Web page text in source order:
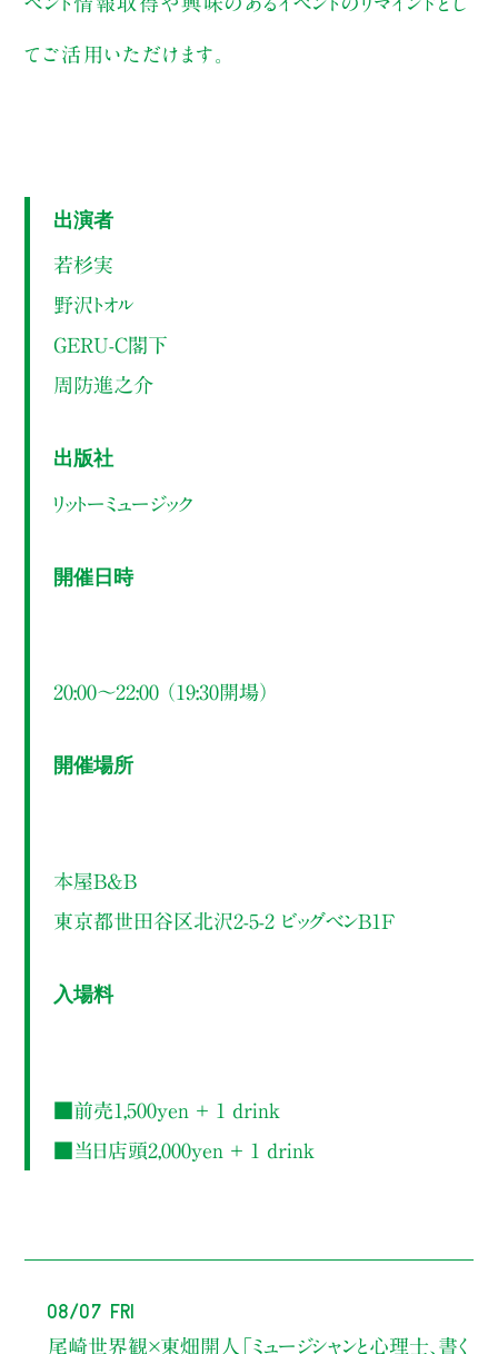
てご活用いただけます。
出演者
若杉実
野沢トオル
GERU-C閣下
周防進之介
出版社
リットーミュージック
開催日時
20:00～22:00 （19:30開場）
開催場所
本屋B&B
東京都世田谷区北沢2-5-2 ビッグベンB1F
入場料
■前売1,500yen ＋ 1 drink
■当日店頭2,000yen ＋ 1 drink
08/07 Fri
尾崎世界観×東畑開人 「ミュージシャンと心理士、書く